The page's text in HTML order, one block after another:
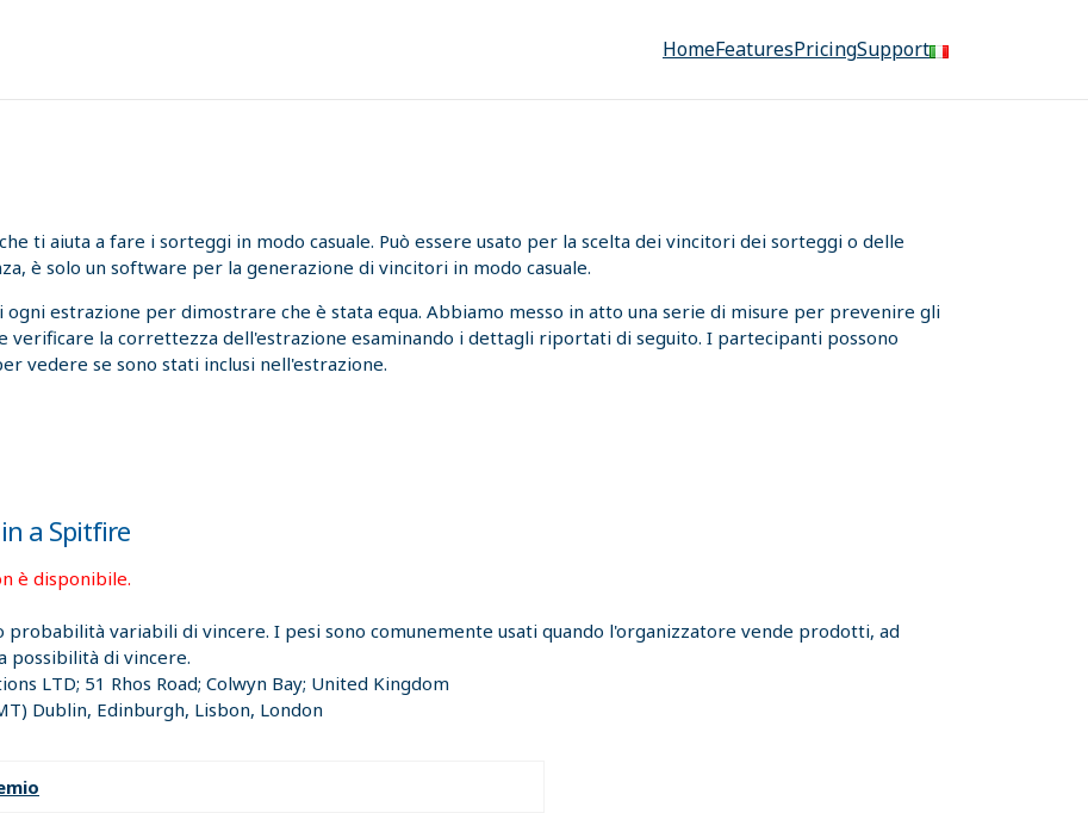
HomeFeaturesPricingSupport
ti aiuta a fare i sorteggi in modo casuale. Può essere usato per la scelta dei vincitori dei sorteggi o delle
è solo un software per la generazione di vincitori in modo casuale.
estrazione per dimostrare che è stata equa. Abbiamo messo in atto una serie di misure per prevenire gli
verificare la correttezza dell'estrazione esaminando i dettagli riportati di seguito. I partecipanti possono
vedere se sono stati inclusi nell'estrazione.
a Spitfire
è disponibile.
variabili di vincere. I pesi sono comunemente usati quando l'organizzatore vende prodotti, ad
possibilità di vincere.
LTD; 51 Rhos Road; Colwyn Bay; United Kingdom
Dublin, Edinburgh, Lisbon, London